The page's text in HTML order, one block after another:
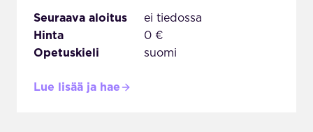
Seuraava aloitus
ei tiedossa
Hinta
0 €
Opetuskieli
suomi
Lue lisää ja hae